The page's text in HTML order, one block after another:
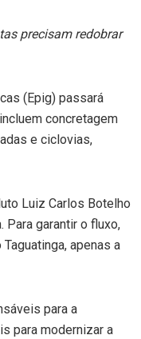
precisam redobrar
(Epig) passará
concretagem
e ciclovias,
Luiz Carlos Botelho
Para garantir o fluxo,
apenas a
para a
para modernizar a